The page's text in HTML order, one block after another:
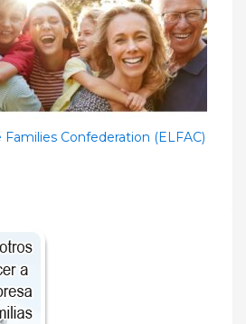
Confederation (ELFAC)